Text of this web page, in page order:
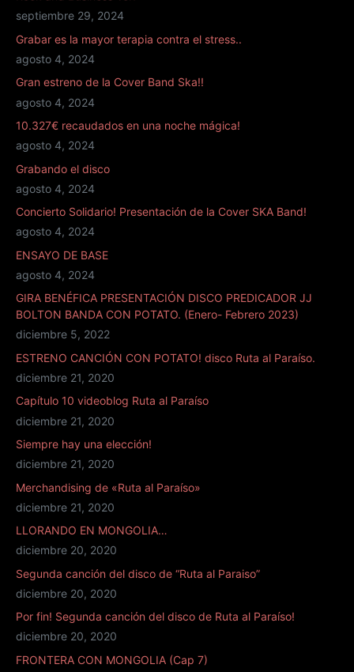
t
r
ó
n
i
c
b
septiembre 29, 2024
Grabar es la mayor terapia contra el stress..
agosto 4, 2024
Gran estreno de la Cover Band Ska!!
agosto 4, 2024
10.327€ recaudados en una noche mágica!
agosto 4, 2024
Grabando el disco
agosto 4, 2024
Concierto Solidario! Presentación de la Cover SKA Band!
agosto 4, 2024
ENSAYO DE BASE
agosto 4, 2024
GIRA BENÉFICA PRESENTACIÓN DISCO PREDICADOR JJ
BOLTON BANDA CON POTATO. (Enero- Febrero 2023)
diciembre 5, 2022
ESTRENO CANCIÓN CON POTATO! disco Ruta al Paraíso.
diciembre 21, 2020
Capítulo 10 videoblog Ruta al Paraíso
diciembre 21, 2020
Siempre hay una elección!
diciembre 21, 2020
Merchandising de «Ruta al Paraíso»
diciembre 21, 2020
LLORANDO EN MONGOLIA…
diciembre 20, 2020
Segunda canción del disco de “Ruta al Paraiso”
diciembre 20, 2020
Por fin! Segunda canción del disco de Ruta al Paraíso!
diciembre 20, 2020
FRONTERA CON MONGOLIA (Cap 7)